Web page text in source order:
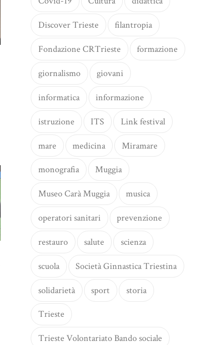
Discover Trieste filantropia
Fondazione CRTrieste formazione
giornalismo giovani
informatica informazione
istruzione ITS Link festival
mare medicina Miramare
monografia Muggia
Museo Carà Muggia musica
operatori sanitari prevenzione
restauro salute scienza
scuola Società Ginnastica Triestina
solidarietà sport storia
Trieste
Trieste Volontariato Bando sociale